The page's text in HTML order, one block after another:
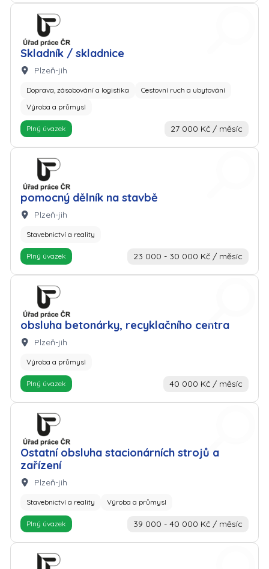
Skladník / skladnice
Zaměstnavatel: Úřad práce
Lokalita:
Plzeň-jih
Doprava, zásobování a logistika
Cestovní ruch a ubytování
Výroba a průmysl
Plný úvazek 27 000 Kč / měsíc
pomocný dělník na stavbě
Zaměstnavatel: Úřad práce
Lokalita:
Plzeň-jih
Stavebnictví a reality
Plný úvazek 23 000 - 30 000 Kč / měsíc
obsluha betonárky, recyklačního centra
Zaměstnavatel: Úřad práce
Lokalita:
Plzeň-jih
Výroba a průmysl
Plný úvazek 40 000 Kč / měsíc
Ostatní obsluha stacionárních strojů a
zařízení
Zaměstnavatel: Úřad práce
Lokalita:
Plzeň-jih
Stavebnictví a reality Výroba a průmysl
Plný úvazek 39 000 - 40 000 Kč / měsíc
Zaměstnavatel: Úřad práce